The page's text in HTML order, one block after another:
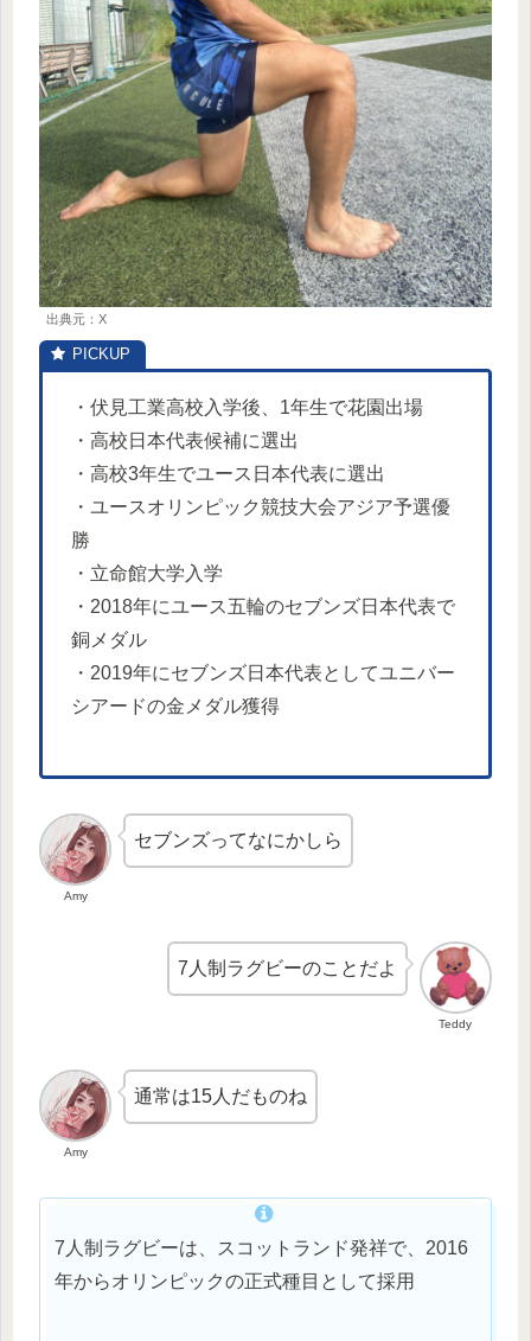
出典元：X
・伏見工業高校入学後、1年生で花園出場
・高校日本代表候補に選出
・高校3年生でユース日本代表に選出
・ユースオリンピック競技大会アジア予選優
勝
・立命館大学入学
・2018年にユース五輪のセブンズ日本代表で
銅メダル
・2019年にセブンズ日本代表としてユニバー
シアードの金メダル獲得
Amy
セブンズってなにかしら
Teddy
7人制ラグビーのことだよ
Amy
通常は15人だものね
7人制ラグビーは、スコットランド発祥で、2016
年からオリンピックの正式種目として採用